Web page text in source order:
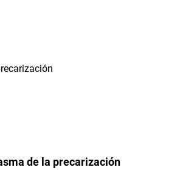
de la precarización